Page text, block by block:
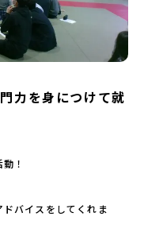
力を身につけて就
！
バイスをしてくれま